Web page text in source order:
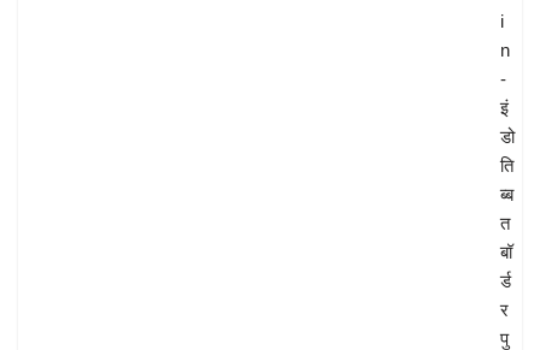
i
n
-
इं
डो
ति
ब्ब
त
बॉ
र्ड
र
पु